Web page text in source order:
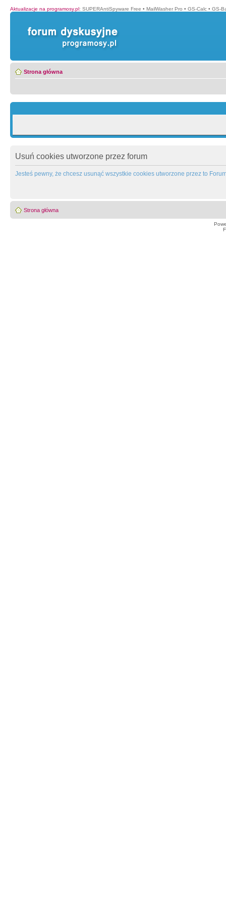
Aktualizacje na programosy.pl: SUPERAntiSpyware Free • MailWasher Pro • GS-Calc • GS-
Strona główna
Usuń cookies utworzone przez forum
Jesteś pewny, że chcesz usunąć wszystkie cookies utworzone przez to
Strona główna